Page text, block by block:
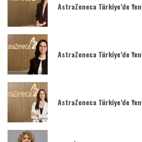
AstraZeneca Türkiye’de
AstraZeneca Türkiye’de
AstraZeneca Türkiye’de